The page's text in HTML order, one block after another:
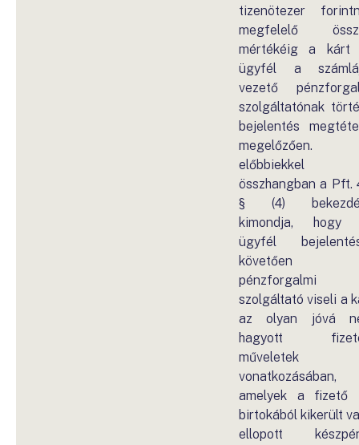
tizenötezer
megfelelő
mértékéig a kárt
ügyfél a
vezető
szolgáltatónak
bejelentés
megelőzően.
előbbiekkel
összhangban a Pft.
§ (4)
kimondja, hogy
ügyfél
követően
pénzforgalmi
szolgáltató viseli a
az olyan jóvá
hagyott
műveletek
vonatkozásában,
amelyek a fizető
birtokából kikerült
ellopott